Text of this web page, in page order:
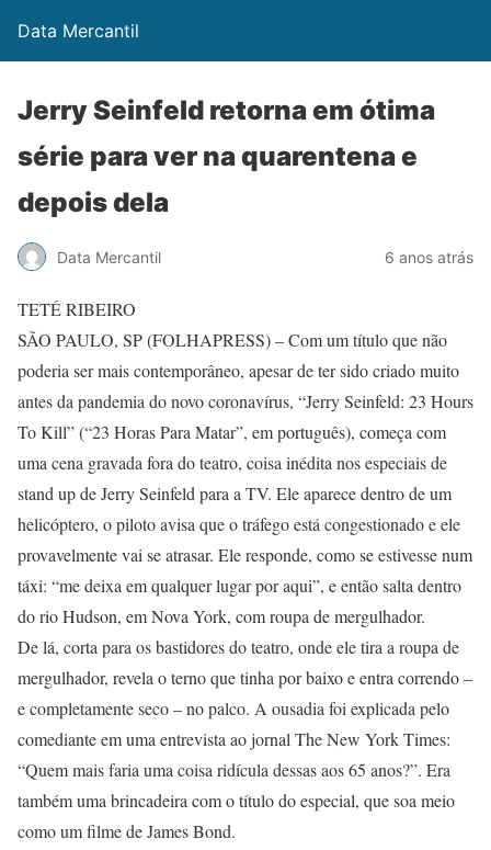
Data Mercantil
Jerry Seinfeld retorna em ótima
série para ver na quarentena e
depois dela
Data Mercantil 6 anos atrás
TETÉ RIBEIRO
SÃO PAULO, SP (FOLHAPRESS) – Com um título que não
poderia ser mais contemporâneo, apesar de ter sido criado muito
antes da pandemia do novo coronavírus, “Jerry Seinfeld: 23 Hours
To Kill” (“23 Horas Para Matar”, em português), começa com
uma cena gravada fora do teatro, coisa inédita nos especiais de
stand up de Jerry Seinfeld para a TV. Ele aparece dentro de um
helicóptero, o piloto avisa que o tráfego está congestionado e ele
provavelmente vai se atrasar. Ele responde, como se estivesse num
táxi: “me deixa em qualquer lugar por aqui”, e então salta dentro
do rio Hudson, em Nova York, com roupa de mergulhador.
De lá, corta para os bastidores do teatro, onde ele tira a roupa de
mergulhador, revela o terno que tinha por baixo e entra correndo –
e completamente seco – no palco. A ousadia foi explicada pelo
comediante em uma entrevista ao jornal The New York Times:
“Quem mais faria uma coisa ridícula dessas aos 65 anos?”. Era
também uma brincadeira com o título do especial, que soa meio
como um filme de James Bond.